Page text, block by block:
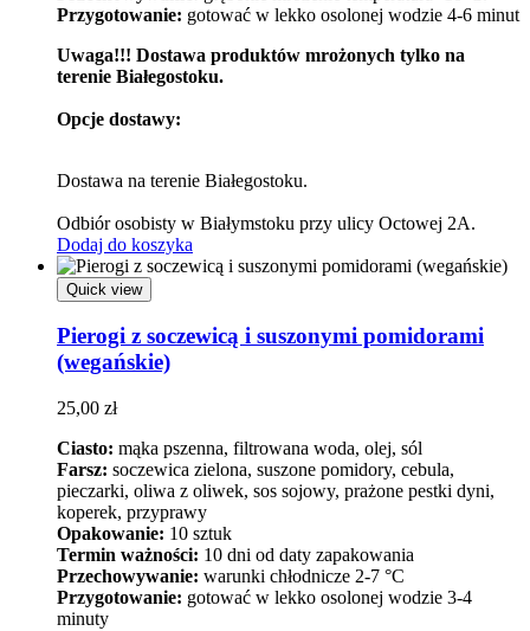
Przygotowanie: gotować w lekko osolonej wodzie 4-6 minut
Uwaga!!! Dostawa produktów mrożonych tylko na
terenie Białegostoku.
Opcje dostawy:
Dostawa na terenie Białegostoku.
Odbiór osobisty w Białymstoku przy ulicy Octowej 2A.
Dodaj do koszyka
Quick view
Pierogi z soczewicą i suszonymi pomidorami
(wegańskie)
25,00 zł
Ciasto: mąka pszenna, filtrowana woda, olej, sól
Farsz: soczewica zielona, suszone pomidory, cebula,
pieczarki, oliwa z oliwek, sos sojowy, prażone pestki dyni,
koperek, przyprawy
Opakowanie: 10 sztuk
Termin ważności: 10 dni od daty zapakowania
Przechowywanie: warunki chłodnicze 2-7 °C
Przygotowanie: gotować w lekko osolonej wodzie 3-4
minuty